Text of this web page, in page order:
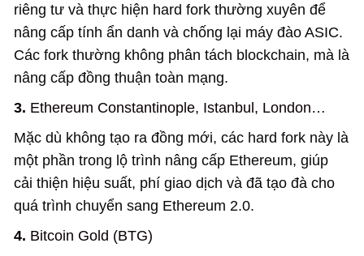
riêng tư và thực hiện hard fork thường xuyên để
nâng cấp tính ẩn danh và chống lại máy đào ASIC.
Các fork thường không phân tách blockchain, mà là
nâng cấp đồng thuận toàn mạng.
3. Ethereum Constantinople, Istanbul, London…
Mặc dù không tạo ra đồng mới, các hard fork này là
một phần trong lộ trình nâng cấp Ethereum, giúp
cải thiện hiệu suất, phí giao dịch và đã tạo đà cho
quá trình chuyển sang Ethereum 2.0.
4. Bitcoin Gold (BTG)